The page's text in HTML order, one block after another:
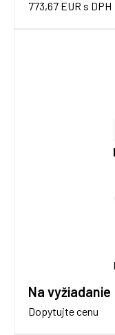
773,67 EUR s DPH
Na vyžiadanie
Dopytujte cenu